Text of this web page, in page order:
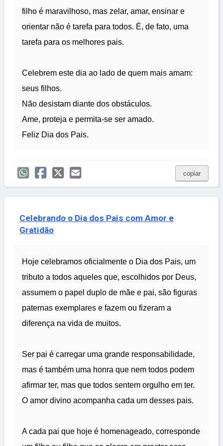
filho é maravilhoso, mas zelar, amar, ensinar e
orientar não é tarefa para todos. É, de fato, uma
tarefa para os melhores pais.
Celebrem este dia ao lado de quem mais amam:
seus filhos.
Não desistam diante dos obstáculos.
Ame, proteja e permita-se ser amado.
Feliz Dia dos Pais.
copiar
Celebrando o Dia dos Pais com Amor e
Gratidão
Hoje celebramos oficialmente o Dia dos Pais, um
tributo a todos aqueles que, escolhidos por Deus,
assumem o papel duplo de mãe e pai, são figuras
paternas exemplares e fazem ou fizeram a
diferença na vida de muitos.
Ser pai é carregar uma grande responsabilidade,
mas é também uma honra que nem todos podem
afirmar ter, mas que todos sentem orgulho em ter.
O amor divino acompanha cada um desses pais.
A cada pai que hoje é homenageado, corresponde